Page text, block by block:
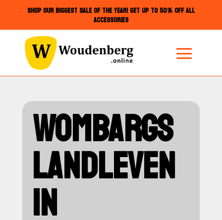
SHOP OUR BIGGEST SALE OF THE YEAR! GET UP TO 50% OFF ALL
ACCESSORIES
WOMBARGS
LANDLEVEN
IN